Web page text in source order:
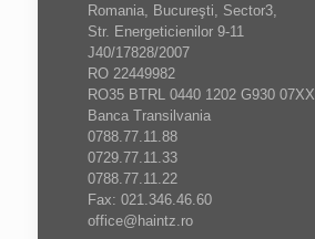
Romania, Bucureşti, Sector3,
Str. Energeticienilor 9-11
J40/17828/2007
RO 22449982
RO35 BTRL 0440 1202 G930 07XX
Banca Transilvania
0788.77.11.88
0729.77.11.33
0788.77.11.22
Fax: 021.346.46.60
office@haintz.ro